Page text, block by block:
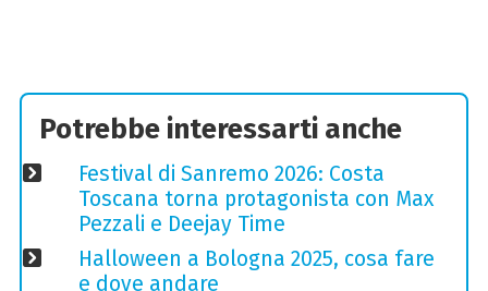
Potrebbe interessarti anche
Festival di Sanremo 2026: Costa
Toscana torna protagonista con Max
Pezzali e Deejay Time
Halloween a Bologna 2025, cosa fare
e dove andare